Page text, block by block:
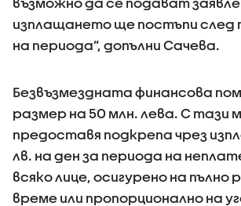
изплащането ще постъпи след
на периода”, допълни Сачева.
Безвъзмездната финансова
размер на 50 млн. лева. С тази
предоставя подкрепа чрез
лв. на ден за периода на
всяко лице, осигурено на пълно
време или пропорционално на